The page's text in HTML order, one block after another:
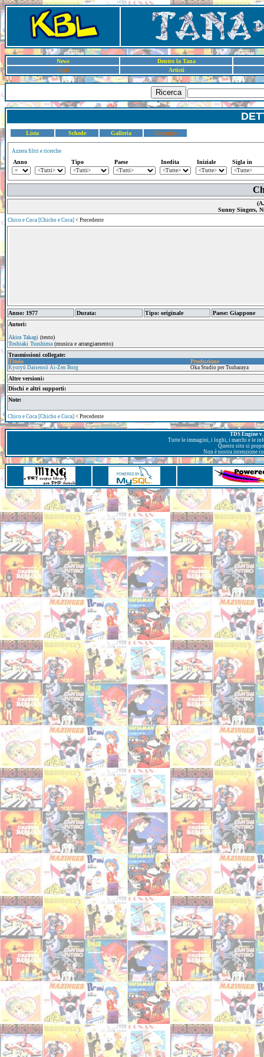
News
Dentro la Tana
Sigle
Artisti
Ricerca
Lista Schede Galleria Dettaglio
Azzera filtri e ricerche
Anno Tipo Paese Inedita Iniziale Sigla in
Sunny Singers,
Chico e Coca [Chicho e Coca] < Precedente
Anno: 1977 Durata: Tipo: originale
Paese: Giappone
Autori:
Akira Takagi (testo)
Toshiaki Tsushima (musica e arrangiamento)
Trasmissioni collegate:
Titolo
Produzione
Kyoryū Daisensō Ai-Zen Borg Oka Studio per Tsubaraya
Altre versioni:
Dischi e altri supporti:
Note:
Chico e Coca [Chicho e Coca] < Precedente
TDS Engine
Tutte le immagini, i loghi, i marchi e le
Questo sito si
Non è nostra intenzione